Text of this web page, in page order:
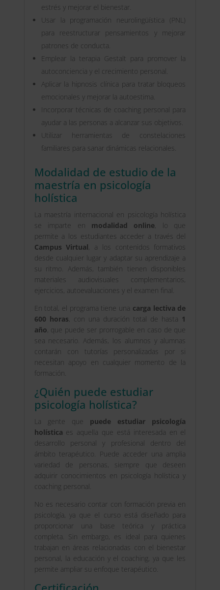
estrés y mejorar el bienestar.
Usar la programación neurolingüística (PNL)
para reestructurar pensamientos y mejorar
patrones de conducta.
Emplear la terapia Gestalt para promover la
autoconciencia y el crecimiento personal.
Aplicar la hipnosis clínica para tratar bloqueos
emocionales y mejorar la autoestima.
Incorporar técnicas de coaching personal para
ayudar a las personas a alcanzar sus objetivos.
Utilizar herramientas de constelaciones
familiares para sanar dinámicas relacionales.
Modalidad de estudio de la
maestría en psicología
holística
La maestría internacional en psicología holística
se imparte en modalidad online, lo que
permite a los estudiantes acceder a través del
Campus Virtual, a los contenidos formativos
desde cualquier lugar y adaptar su aprendizaje a
su ritmo. Además, también tienen disponibles
materiales audiovisuales complementarios,
ejercicios, autoevaluaciones y el examen final.
En total, el programa tiene una carga lectiva de
600 horas, con una duración total de hasta 1
año, que puede ser prorrogable en caso de que
sea necesario. Además, los alumnos y alumnas
contarán con tutorías personalizadas por si
necesitan apoyo en cualquier momento de la
formación.
¿Quién puede estudiar
psicología holística?
La gente que puede estudiar psicología
holística es aquella que está interesada en el
desarrollo personal y profesional dentro del
ámbito terapéutico. Puede acceder una amplia
variedad de personas, siempre que deseen
adquirir conocimientos en psicología holística y
coaching personal.
No es necesario contar con formación previa en
psicología, ya que el curso está diseñado para
proporcionar una base teórica y práctica
completa. Sin embargo, es ideal para quienes
trabajan en áreas relacionadas con el bienestar
personal, la educación y el coaching, ya que les
permite ampliar su enfoque terapéutico.